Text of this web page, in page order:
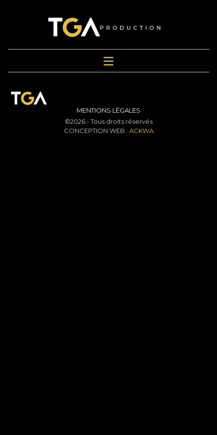
MENTIONS LÉGALES
©2026 - Tous droits réservés
CONCEPTION WEB : ACKWA